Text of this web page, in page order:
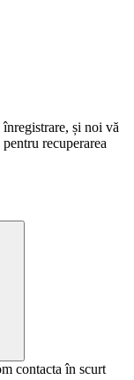
și noi vă
recuperarea
contacta în scurt